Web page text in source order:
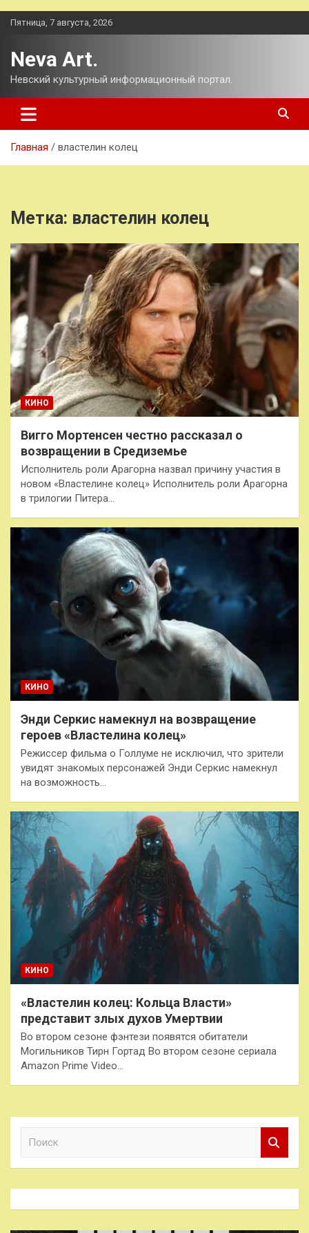
Перейти
Пятница, 7 августа, 2026
Neva Art.
Невский культурный информационный портал.
Главная властелин колец
Метка: властелин колец
КИНО
Вигго Мортенсен честно рассказал о
возвращении в Средиземье
Исполнитель роли Арагорна назвал причину участия в
новом «Властелине колец» Исполнитель роли Арагорна
в трилогии Питера…
КИНО
Энди Серкис намекнул на возвращение
героев «Властелина колец»
Режиссер фильма о Голлуме не исключил, что зрители
увидят знакомых персонажей Энди Серкис намекнул
на возможность…
КИНО
«Властелин колец: Кольца Власти»
представит злых духов Умертвии
Во втором сезоне фэнтези появятся обитатели
Могильников Тирн Гортад Во втором сезоне сериала
Amazon Prime Video…
к